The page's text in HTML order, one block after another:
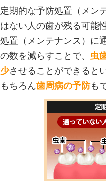
定期的な予防処置（メン
はない人の歯が残る可能
処置（メンテナンス）に
の数を減らすことで、 虫
少させることができると
もちろん歯周病の予防も